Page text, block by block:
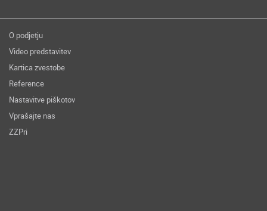
O podjetju
Video predstavitev
Kartica zvestobe
Reference
Nastavitve piškotov
Vprašajte nas
ZZPri